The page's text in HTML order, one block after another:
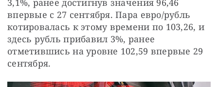
3,1%, ранее достигнув значения 96,46
впервые с 27 сентября. Пара евро/рубль
котировалась к этому времени по 103,26, и
здесь рубль прибавил 3%, ранее
отметившись на уровне 102,59 впервые 29
сентября.